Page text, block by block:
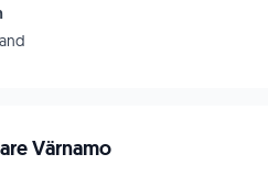
Värnamo